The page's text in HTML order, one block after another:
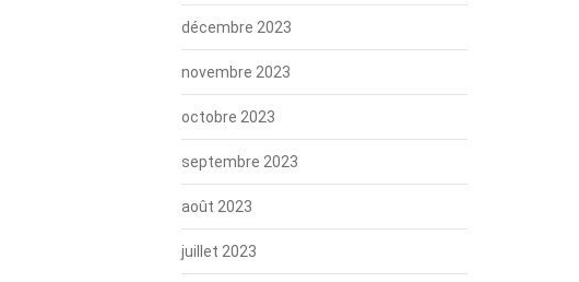
décembre 2023
novembre 2023
octobre 2023
septembre 2023
août 2023
juillet 2023